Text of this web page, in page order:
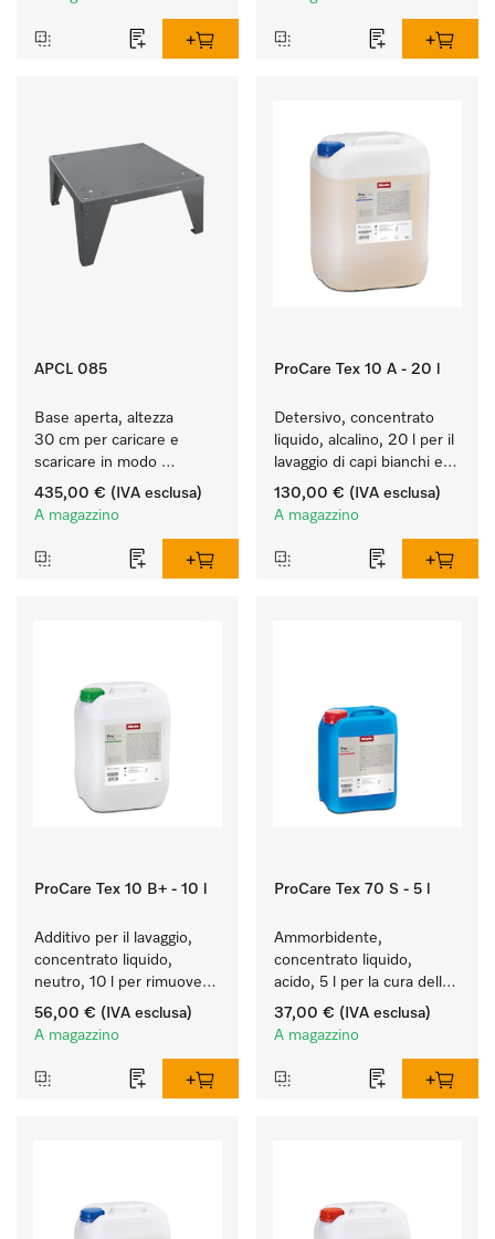
APCL 085
Base aperta, altezza
30 cm per caricare e
scaricare in modo
ergonomico la lavatrice e
l'essiccatoio.
435,00 € (IVA esclusa)
A magazzino
ProCare Tex 10 A - 20 l
Detersivo, concentrato
liquido, alcalino, 20 l per il
lavaggio di capi bianchi e
colorati resistenti.
130,00 € (IVA esclusa)
A magazzino
ProCare Tex 10 B+ - 10 l
Additivo per il lavaggio,
concentrato liquido,
neutro, 10 l per rimuovere
in modo efficace le
macchie di grasso.
56,00 € (IVA esclusa)
A magazzino
ProCare Tex 70 S - 5 l
Ammorbidente,
concentrato liquido,
acido, 5 l per la cura delle
fibre e una morbidezza
duratura dei tessuti.
37,00 € (IVA esclusa)
A magazzino